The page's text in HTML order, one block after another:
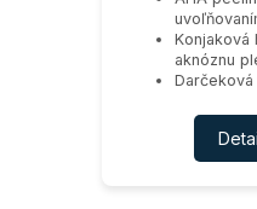
Konjaková
aknóznu
Darčeková